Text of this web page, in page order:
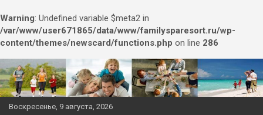
Warning: Undefined variable $meta2 in
/var/www/user671865/data/www/familysparesort.ru/wp-
content/themes/newscard/functions.php on line 286
Перейти
к
содержимому
Воскресенье, 9 августа, 2026